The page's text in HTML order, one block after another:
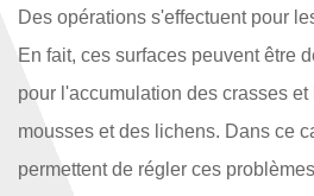
Des opérations s'effectuent pour
En fait, ces surfaces peuvent être
pour l'accumulation des crasses
mousses et des lichens. Dans ce
permettent de régler ces